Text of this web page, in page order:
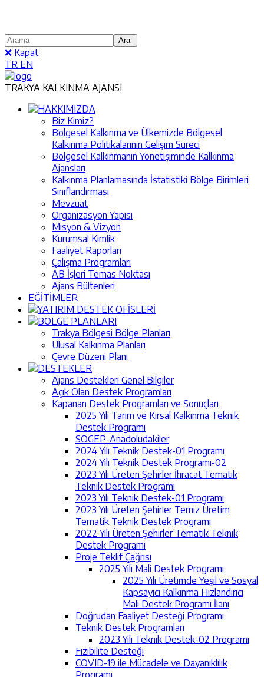
❌ Kapat
TR EN
TRAKYA KALKINMA AJANSI
HAKKIMIZDA
Biz Kimiz?
Bölgesel Kalkınma ve Ülkemizde Bölgesel
Kalkınma Politikalarının Gelişim Süreci
Bölgesel Kalkınmanın Yönetişiminde Kalkınma
Ajansları
Kalkınma Planlamasında İstatistiki Bölge Birimleri
Sınıflandırması
Mevzuat
Organizasyon Yapısı
Misyon & Vizyon
Kurumsal Kimlik
Faaliyet Raporları
Çalışma Programları
AB İşleri Temas Noktası
Ajans Bültenleri
EĞİTİMLER
YATIRIM DESTEK OFİSLERİ
BÖLGE PLANLARI
Trakya Bölgesi Bölge Planları
Ulusal Kalkınma Planları
Çevre Düzeni Planı
DESTEKLER
Ajans Destekleri Genel Bilgiler
Açık Olan Destek Programları
Kapanan Destek Programları ve Sonuçları
2025 Yılı Tarim ve Kırsal Kalkınma Teknik
Destek Programı
SOGEP-Anadoludakiler
2024 Yılı Teknik Destek-01 Programı
2024 Yılı Teknik Destek Programı-02
2023 Yılı Üreten Şehirler İhracat Tematik
Teknik Destek Programı
2023 Yılı Teknik Destek-01 Programı
2023 Yılı Üreten Şehirler Temiz Üretim
Tematik Teknik Destek Programı
2022 Yılı Üreten Şehirler Tematik Teknik
Destek Programı
Proje Teklif Çağrısı
2025 Yılı Mali Destek Programı
2025 Yılı Üretimde Yeşil ve Sosyal
Kapsayıcı Kalkınma Hızlandırıcı
Mali Destek Programı İlanı
Doğrudan Faaliyet Desteği Programı
Teknik Destek Programları
2023 Yılı Teknik Destek-02 Programı
Fizibilite Desteği
COVID-19 ile Mücadele ve Dayanıklılık
Programı